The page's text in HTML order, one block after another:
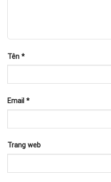
Tên *
Email *
Trang web